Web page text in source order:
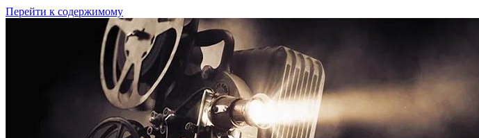
Перейти к содержимому